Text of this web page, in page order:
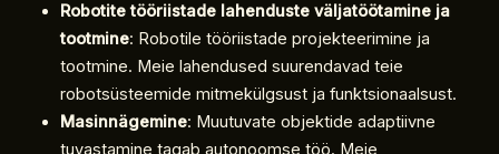
Robotite tööriistade lahenduste väljatöötamine ja
tootmine: Robotile tööriistade projekteerimine ja
tootmine. Meie lahendused suurendavad teie
robotsüsteemide mitmekülgsust ja funktsionaalsust.
Masinnägemine: Muutuvate objektide adaptiivne